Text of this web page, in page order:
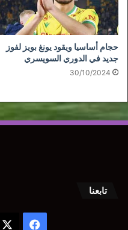
حجام أساسيا ويقود يونغ بويز لفوز
جديد في الدوري السويسري
30/10/2024
تابعنا
فيسبوك